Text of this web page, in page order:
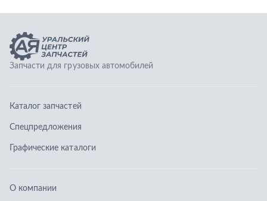
О компании
Контакты
Доставка и оплата